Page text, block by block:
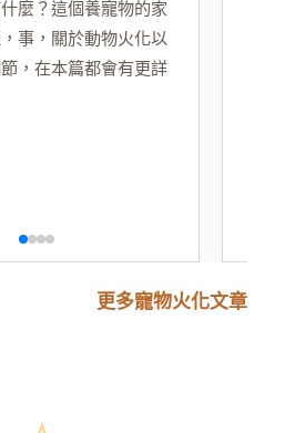
麼？這個養寵物的家
事，關於動物火化以
，在本篇都會有更詳
更多寵物火化文章